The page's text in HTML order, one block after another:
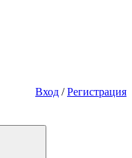
Вход /Регистрация